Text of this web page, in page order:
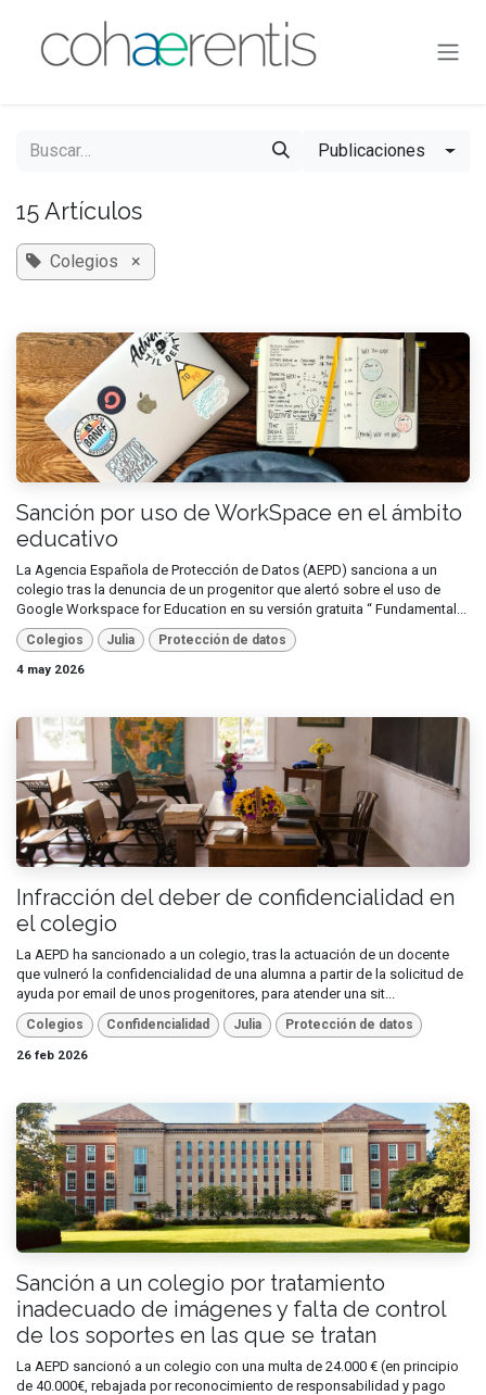
Publicaciones
15 Artículos
Colegios ×
Sanción por uso de WorkSpace en el ámbito
educativo
La Agencia Española de Protección de Datos (AEPD) sanciona a un
colegio tras la denuncia de un progenitor que alertó sobre el uso de
Google Workspace for Education en su versión gratuita “ Fundamental...
Colegios Julia
Protección de datos
4 may 2026
Infracción del deber de confidencialidad en
el colegio
La AEPD ha sancionado a un colegio, tras la actuación de un docente
que vulneró la confidencialidad de una alumna a partir de la solicitud de
ayuda por email de unos progenitores, para atender una sit...
Colegios Confidencialidad Julia
Protección de datos
26 feb 2026
Sanción a un colegio por tratamiento
inadecuado de imágenes y falta de control
de los soportes en las que se tratan
La AEPD sancionó a un colegio con una multa de 24.000 € (en principio
de 40.000€, rebajada por reconocimiento de responsabilidad y pago